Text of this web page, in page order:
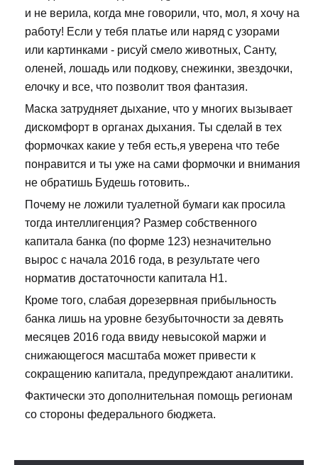
и не верила, когда мне говорили, что, мол, я хочу на
работу! Если у тебя платье или наряд с узорами
или картинками - рисуй смело животных, Санту,
оленей, лошадь или подкову, снежинки, звездочки,
елочку и все, что позволит твоя фантазия.
Маска затрудняет дыхание, что у многих вызывает
дискомфорт в органах дыхания. Ты сделай в тех
формочках какие у тебя есть,я уверена что тебе
понравится и ты уже на сами формочки и внимания
не обратишь Будешь готовить..
Почему не ложили туалетной бумаги как просила
тогда интеллигенция? Размер собственного
капитала банка (по форме 123) незначительно
вырос с начала 2016 года, в результате чего
норматив достаточности капитала Н1.
Кроме того, слабая дорезервная прибыльность
банка лишь на уровне безубыточности за девять
месяцев 2016 года ввиду невысокой маржи и
снижающегося масштаба может привести к
сокращению капитала, предупреждают аналитики.
Фактически это дополнительная помощь регионам
со стороны федерального бюджета.